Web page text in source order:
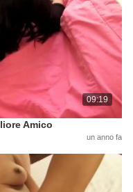
09:19
Amico
un anno fa